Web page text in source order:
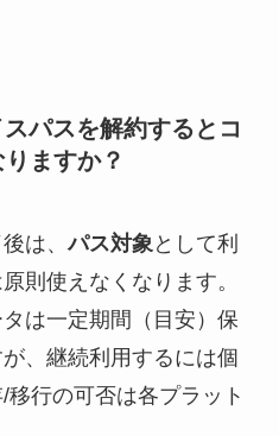
パスを解約するとコ
ますか？
は、パス対象 として利
則使えなくなります。
は一定期間（目安）保
、継続利用するには個
行の可否は各プラット